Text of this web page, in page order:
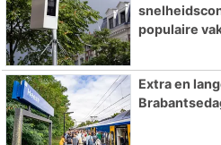
populaire
Extra en